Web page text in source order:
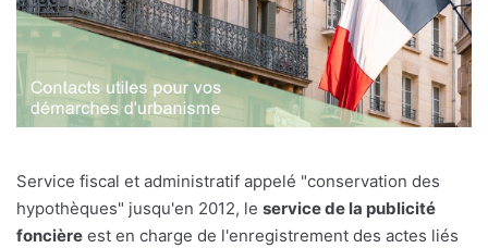
Service fiscal et administratif appelé "conservation des
hypothèques" jusqu'en 2012, le service de la publicité
foncière est en charge de l'enregistrement des actes liés